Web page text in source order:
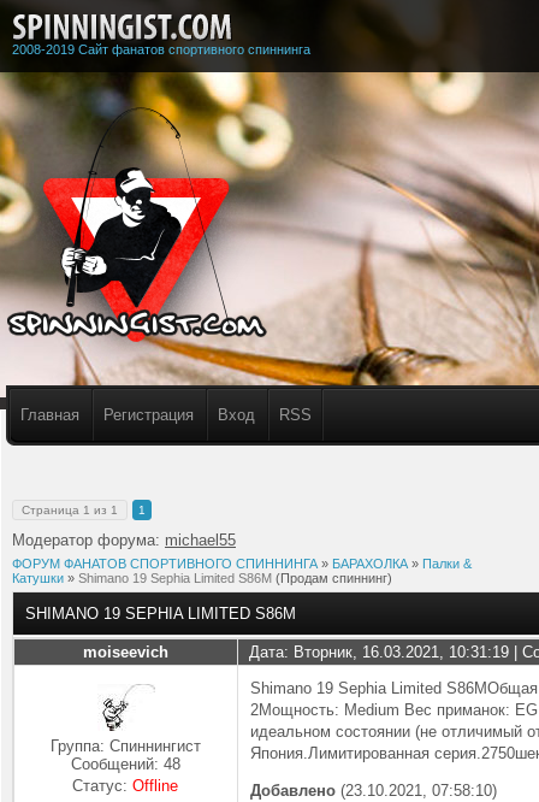
2008-2019 Сайт фанатов спортивного спиннинга
Главная Регистрация Вход RSS
Страница 1 из 1 1
Модератор форума: michael55
ФОРУМ ФАНАТОВ СПОРТИВНОГО СПИННИНГА » БАРАХОЛКА » Палки &
Катушки » Shimano 19 Sephia Limited S86M (Продам спиннинг)
SHIMANO 19 SEPHIA LIMITED S86M
moiseevich Дата: Вторник, 16.03.2021, 10:31:19 |
Группа: Спиннингист
Сообщений: 48
Статус:Offline
Shimano 19 Sephia Limited
2Мощность: Medium Вес приманок:
идеальном состоянии (не отличимый
Япония.Лимитированная
Добавлено (23.10.2021, 07:58:10)